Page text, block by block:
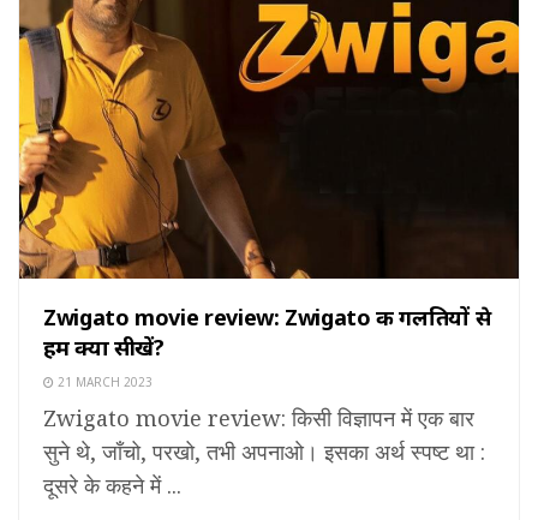
Zwigato movie review: Zwigato की गलतियों से
हम क्या सीखें?
21 MARCH 2023
Zwigato movie review: किसी विज्ञापन में एक बार
सुने थे, जाँचो, परखो, तभी अपनाओ। इसका अर्थ स्पष्ट था :
दूसरे के कहने में ...